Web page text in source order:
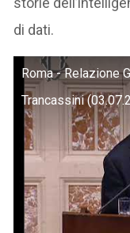
di dati.
Roma - Relazione
Trancassini